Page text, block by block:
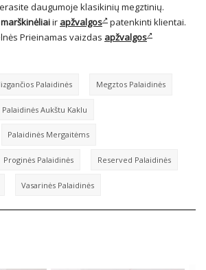
daugumoje klasikinių megztinių.
ir apžvalgos
patenkinti klientai.
Prieinamas vaizdas apžvalgos
Palaidinės Megztos Palaidinės
Palaidinės Aukštu Kaklu
Palaidinės Mergaitėms
Proginės Palaidinės Reserved Palaidinės
Vasarinės Palaidinės